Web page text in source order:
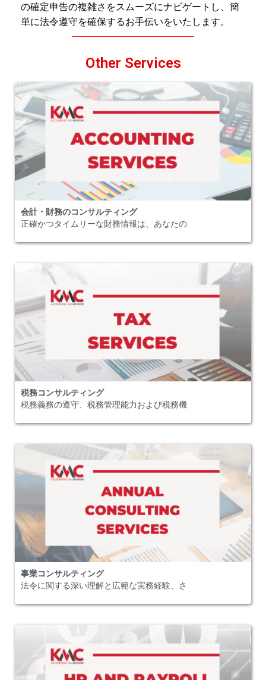
の確定申告の複雑さをスムーズにナビゲートし、簡
単に法令遵守を確保するお手伝いをいたします。
Other Services
会計・財務のコンサルティング
正確かつタイムリーな財務情報は、あなたの
税務コンサルティング
税務義務の遵守、税務管理能力および税務機
事業コンサルティング
法令に関する深い理解と広範な実務経験、さ